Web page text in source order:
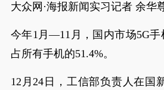
大众网·海报新闻实习记者 余华
今年1月—11月，国内市场5G手
占所有手机的51.4%。
12月24日，工信部负责人在国